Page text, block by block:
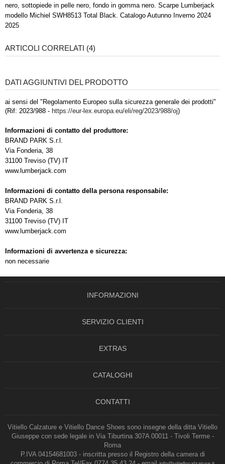
nero, sottopiede in pelle nero, fondo in gomma nero. Scarpe Lumberjack
modello Michiel SWH8513 Total Black. Catalogo Autunno Inverno 2024
2025
ARTICOLI CORRELATI (4)
DATI AGGIUNTIVI DEL PRODOTTO
ai sensi del "Regolamento Europeo sulla sicurezza generale dei prodotti"
(Rif: 2023/988 - https://eur-lex.europa.eu/eli/reg/2023/988/oj)
Informazioni di contatto del produttore:
BRAND PARK S.r.l.
Via Fonderia, 38
31100 Treviso (TV) IT
www.lumberjack.com
Informazioni di contatto della persona responsabile:
BRAND PARK S.r.l.
Via Fonderia, 38
31100 Treviso (TV) IT
www.lumberjack.com
Informazioni di avvertenza e sicurezza:
non necessarie
INFORMAZIONI
SERVIZIO CLIENTI
EXTRAS
CATALOGHI
CONTATTI
Vitiello Calzature e Vitiello Dance Shoes sono insegne della ditta Vitiello
Giuseppe con sede legale in Via Tiburtina 307A 00011 - Tivoli Terme -
Roma
P.IVA 04154681003 - inscritta presso il Registro della camera di